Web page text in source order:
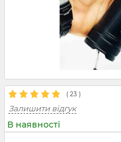
( 23 )
Залишити відгук
В наявності